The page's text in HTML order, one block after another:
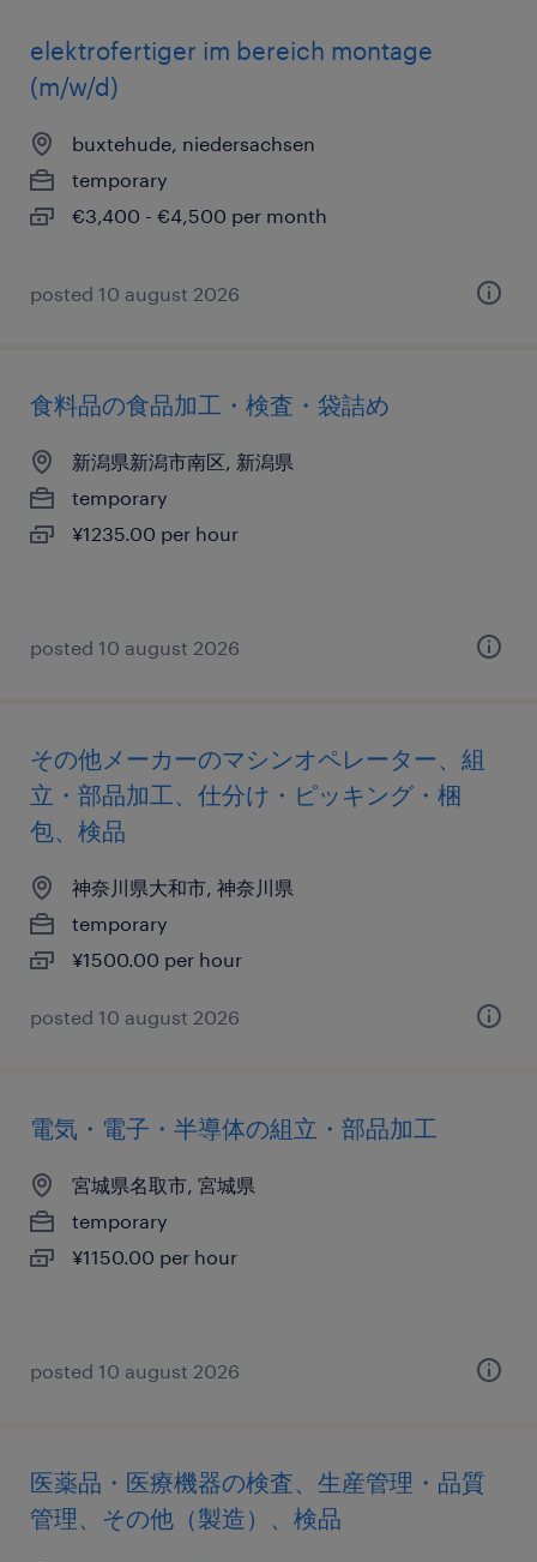
elektrofertiger im bereich montage
(m/w/d)
buxtehude, niedersachsen
temporary
€3,400 - €4,500 per month
posted 10 august 2026
食料品の食品加工・検査・袋詰め
新潟県新潟市南区, 新潟県
temporary
¥1235.00 per hour
posted 10 august 2026
その他メーカーのマシンオペレーター、組
立・部品加工、仕分け・ピッキング・梱
包、検品
神奈川県大和市, 神奈川県
temporary
¥1500.00 per hour
posted 10 august 2026
電気・電子・半導体の組立・部品加工
宮城県名取市, 宮城県
temporary
¥1150.00 per hour
posted 10 august 2026
医薬品・医療機器の検査、生産管理・品質
管理、その他（製造）、検品